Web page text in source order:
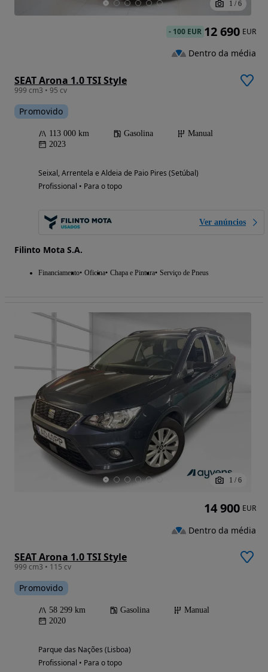
1 / 6
SEAT Arona 1.0 TSI Style
999 cm3 • 95 cv
Promovido
113 000 km Gasolina
Manual
2023
Seixal, Arrentela e Aldeia de Paio Pires (Setúbal)
Profissional • Para o topo
Ver anúncios
Filinto Mota S.A.
Financiamento Oficina Chapa e Pintura Serviço de Pneus
- 100 EUR 12 690 EUR
Dentro da média
1 / 6
SEAT Arona 1.0 TSI Style
999 cm3 • 115 cv
Promovido
58 299 km Gasolina
Manual
2020
Parque das Nações (Lisboa)
Profissional • Para o topo
14 900 EUR
Dentro da média